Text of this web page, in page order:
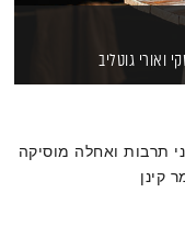
ואורי גוטליב
תרבות ואחלה מוסיקה
קינן